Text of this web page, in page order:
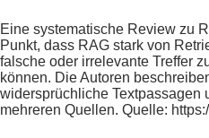
Eine systematische Review zu
Punkt, dass RAG stark von
falsche oder irrelevante Treffer
können. Die Autoren
widersprüchliche Textpassagen
mehreren Quellen. Quelle: